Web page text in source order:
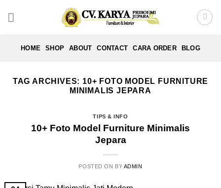
HOME SHOP ABOUT CONTACT CARA ORDER BLOG
TAG ARCHIVES: 10+ FOTO MODEL FURNITURE
MINIMALIS JEPARA
TIPS & INFO
10+ Foto Model Furniture Minimalis
Jepara
POSTED ON BY ADMIN